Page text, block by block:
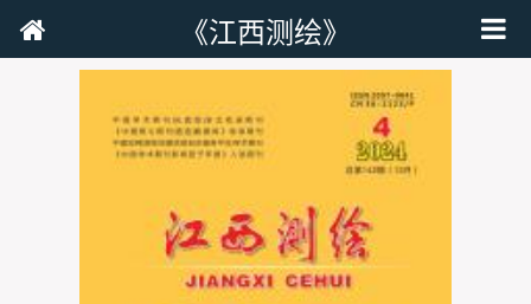
《江西测绘》